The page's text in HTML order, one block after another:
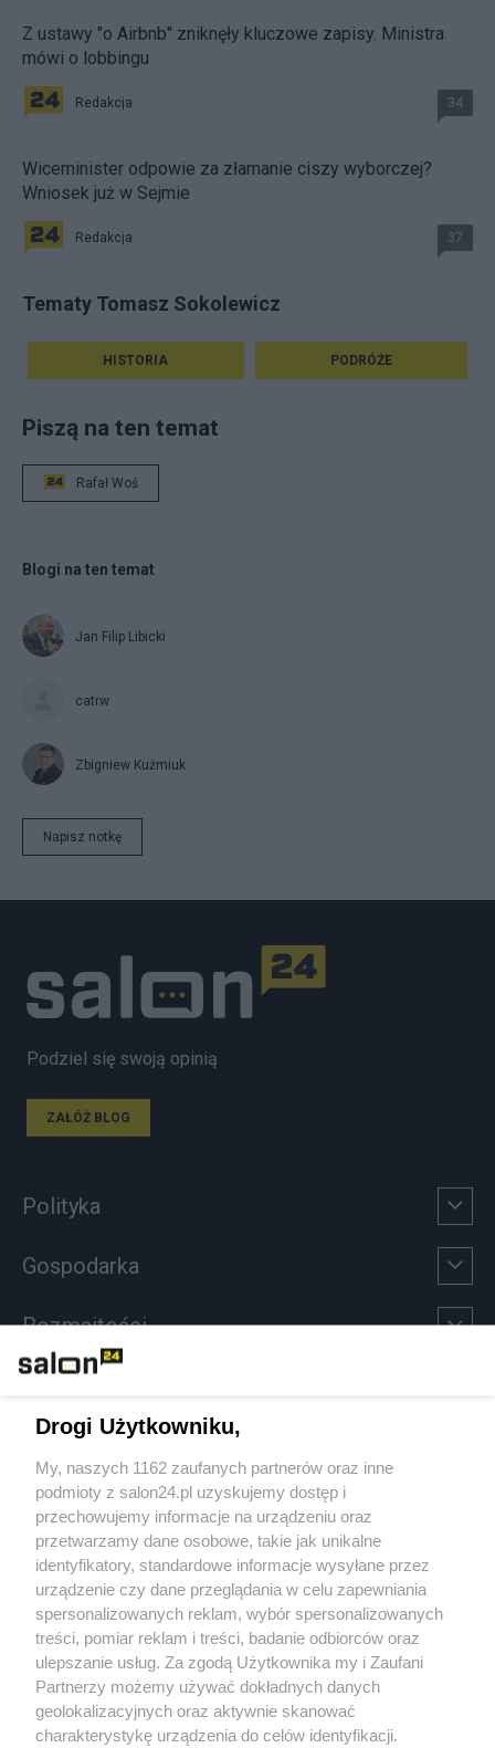
Z ustawy "o Airbnb" zniknęły kluczowe zapisy. Ministra
mówi o lobbingu
Redakcja 34
Wiceminister odpowie za złamanie ciszy wyborczej?
Wniosek już w Sejmie
Redakcja 37
Tematy Tomasz Sokolewicz
HISTORIA PODRÓŻE
Piszą na ten temat
Rafał Woś
Blogi na ten temat
Jan Filip Libicki
catrw
Zbigniew Kuźmiuk
Napisz notkę
Podziel się swoją opinią
ZAŁÓŻ BLOG
Polityka
Gospodarka
Rozmaitości
Sport
Społeczeństwo
Kultura
X Facebook Instagram Youtube
Drogi Użytkowniku,
My, naszych 1162 zaufanych partnerów oraz inne
podmioty z salon24.pl uzyskujemy dostęp i
przechowujemy informacje na urządzeniu oraz
przetwarzamy dane osobowe, takie jak unikalne
identyfikatory, standardowe informacje wysyłane przez
urządzenie czy dane przeglądania w celu zapewniania
spersonalizowanych reklam, wybór spersonalizowanych
treści, pomiar reklam i treści, badanie odbiorców oraz
ulepszanie usług. Za zgodą Użytkownika my i Zaufani
Partnerzy możemy używać dokładnych danych
geolokalizacyjnych oraz aktywnie skanować
charakterystykę urządzenia do celów identyfikacji.